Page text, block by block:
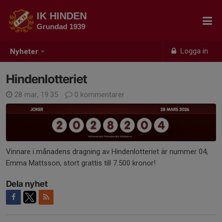
Nyheter Logga in
IK HINDEN
Grundad 1939
Hindenlotteriet
28 mar, 19:35 0 kommentarer
Vinnare i månadens dragning av Hindenlotteriet är nummer 04,
Emma Mattsson, stort grattis till 7.500 kronor!
Dela nyhet